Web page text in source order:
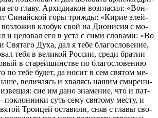
его гла­ву. Ар­хи­ди­а­кон воз­гла­сил: «Вон­
Си­най­ской го­ры три­жды: «Ки­рие элей­
кло­бук свой на Ди­о­ни­сия с мо­
и це­ло­вал его в уста с си­ми сло­ва­ми: «Во
Ду­ха, дал я те­бе бла­го­сло­ве­ние,
те­бя в ве­ли­кой Рос­сии, сре­ди бра­тии
в ста­рей­шин­стве по бла­го­сло­ве­нию
по те­бе бу­дет, да но­сит в сем свя­том ме­
ве­ли­ча­ясь и хва­лясь на­шим сми­ре­ни­
сие им да­но зна­ме­ние, что и пат­
по­клон­ни­ки суть се­му свя­то­му ме­сту, и
Тро­и­цей оста­ви­ли, сняв с гла­вы сво­